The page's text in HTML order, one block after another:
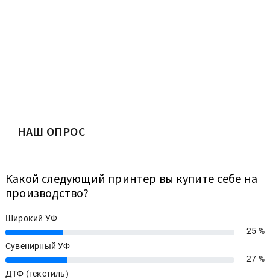
НАШ ОПРОС
Какой следующий принтер вы купите себе на
производство?
Широкий УФ
25%
25 %
Сувенирный УФ
27%
27 %
ДТФ (текстиль)